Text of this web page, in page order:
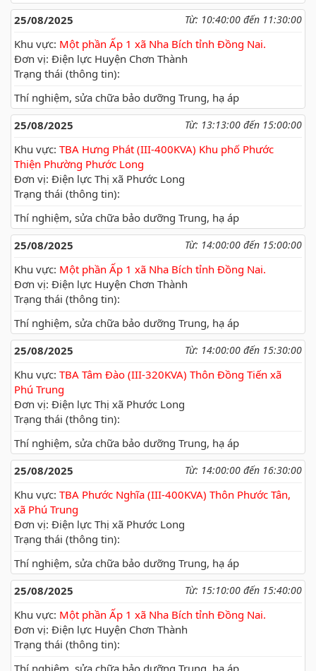
25/08/2025
Từ: 10:40:00 đến 11:30:00
Khu vực: Một phần Ấp 1 xã Nha Bích tỉnh Đồng Nai.
Đơn vị: Điện lực Huyện Chơn Thành
Trạng thái (thông tin):
Thí nghiệm, sửa chữa bảo dưỡng Trung, hạ áp
25/08/2025
Từ: 13:13:00 đến 15:00:00
Khu vực: TBA Hưng Phát (III-400KVA) Khu phố Phước
Thiện Phường Phước Long
Đơn vị: Điện lực Thị xã Phước Long
Trạng thái (thông tin):
Thí nghiệm, sửa chữa bảo dưỡng Trung, hạ áp
25/08/2025
Từ: 14:00:00 đến 15:00:00
Khu vực: Một phần Ấp 1 xã Nha Bích tỉnh Đồng Nai.
Đơn vị: Điện lực Huyện Chơn Thành
Trạng thái (thông tin):
Thí nghiệm, sửa chữa bảo dưỡng Trung, hạ áp
25/08/2025
Từ: 14:00:00 đến 15:30:00
Khu vực: TBA Tâm Đào (III-320KVA) Thôn Đồng Tiến xã
Phú Trung
Đơn vị: Điện lực Thị xã Phước Long
Trạng thái (thông tin):
Thí nghiệm, sửa chữa bảo dưỡng Trung, hạ áp
25/08/2025
Từ: 14:00:00 đến 16:30:00
Khu vực: TBA Phước Nghĩa (III-400KVA) Thôn Phước Tân,
xã Phú Trung
Đơn vị: Điện lực Thị xã Phước Long
Trạng thái (thông tin):
Thí nghiệm, sửa chữa bảo dưỡng Trung, hạ áp
25/08/2025
Từ: 15:10:00 đến 15:40:00
Khu vực: Một phần Ấp 1 xã Nha Bích tỉnh Đồng Nai.
Đơn vị: Điện lực Huyện Chơn Thành
Trạng thái (thông tin):
Thí nghiệm, sửa chữa bảo dưỡng Trung, hạ áp